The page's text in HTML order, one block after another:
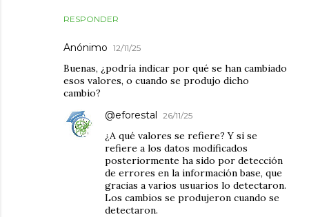
RESPONDER
Anónimo 12/11/25
Buenas, ¿podría indicar por qué se han cambiado
esos valores, o cuando se produjo dicho
cambio?
@eforestal 26/11/25
¿A qué valores se refiere? Y si se
refiere a los datos modificados
posteriormente ha sido por detección
de errores en la información base, que
gracias a varios usuarios lo detectaron.
Los cambios se produjeron cuando se
detectaron.